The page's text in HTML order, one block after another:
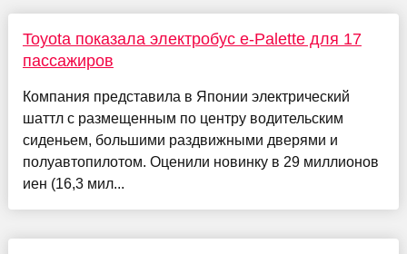
Toyota показала электробус e-Palette для 17
пассажиров
Компания представила в Японии электрический
шаттл с размещенным по центру водительским
сиденьем, большими раздвижными дверями и
полуавтопилотом. Оценили новинку в 29 миллионов
иен (16,3 мил...